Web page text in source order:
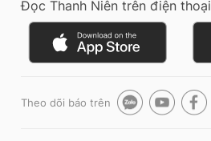
Đọc Thanh Niên trên điện thoại
Theo dõi báo trên